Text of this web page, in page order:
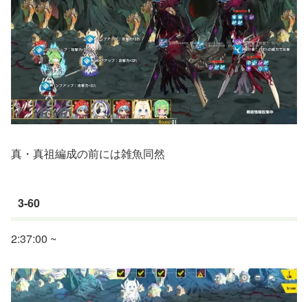
真・真祖編成の前には雑魚同然
3-60
2:37:00 ~